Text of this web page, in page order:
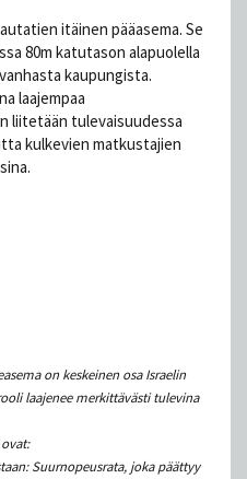
itäinen pääasema. Se
80m katutason alapuolella
kaupungista.
laajempaa
liitetään tulevaisuudessa
kulkevien matkustajien
on keskeinen osa Israelin
laajenee merkittävästi tulevina
Suurnopeusrata, joka päättyy